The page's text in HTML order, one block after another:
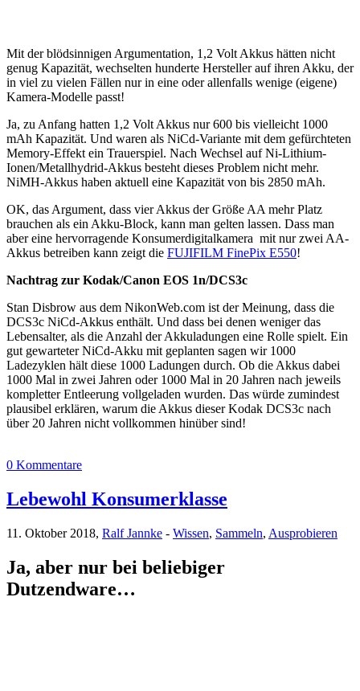
Mit der blödsinnigen Argumentation, 1,2 Volt Akkus hätten nicht
genug Kapazität, wechselten hunderte Hersteller auf ihren Akku, der
in viel zu vielen Fällen nur in eine oder allenfalls wenige (eigene)
Kamera-Modelle passt!
Ja, zu Anfang hatten 1,2 Volt Akkus nur 600 bis vielleicht 1000
mAh Kapazität. Und waren als NiCd-Variante mit dem gefürchteten
Memory-Effekt ein Trauerspiel. Nach Wechsel auf Ni-Lithium-
Ionen/Metallhydrid-Akkus besteht dieses Problem nicht mehr.
NiMH-Akkus haben aktuell eine Kapazität von bis 2850 mAh.
OK, das Argument, dass vier Akkus der Größe AA mehr Platz
brauchen als ein Akku-Block, kann man gelten lassen. Dass man
aber eine hervorragende Konsumerdigitalkamera mit nur zwei AA-
Akkus betreiben kann zeigt die FUJIFILM FinePix E550!
Nachtrag zur Kodak/Canon EOS 1n/DCS3c
Stan Disbrow aus dem NikonWeb.com ist der Meinung, dass die
DCS3c NiCd-Akkus enthält. Und dass bei denen weniger das
Lebensalter, als die Anzahl der Akkuladungen eine Rolle spielt. Ein
gut gewarteter NiCd-Akku mit geplanten sagen wir 1000
Ladezyklen hält diese 1000 Ladungen durch. Ob die Akkus dabei
1000 Mal in zwei Jahren oder 1000 Mal in 20 Jahren nach jeweils
kompletter Entleerung vollgeladen wurden. Das würde zumindest
plausibel erklären, warum die Akkus dieser Kodak DCS3c nach
über 20 Jahren nicht vollkommen hinüber sind!
0 Kommentare
Lebewohl Konsumerklasse
11. Oktober 2018, Ralf Jannke - Wissen, Sammeln, Ausprobieren
Ja, aber nur bei beliebiger
Dutzendware…